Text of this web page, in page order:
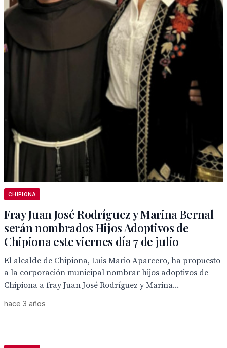
CHIPIONA
Fray Juan José Rodríguez y Marina Bernal
serán nombrados Hijos Adoptivos de
Chipiona este viernes día 7 de julio
El alcalde de Chipiona, Luis Mario Aparcero, ha propuesto
a la corporación municipal nombrar hijos adoptivos de
Chipiona a fray Juan José Rodríguez y Marina...
hace 3 años